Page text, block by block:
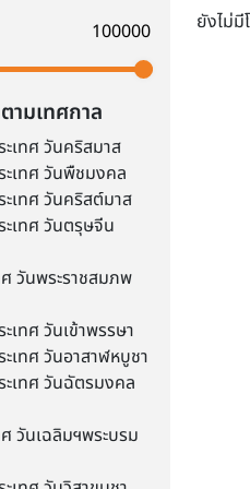
ามเทศกาล
เทศ วันคริสมาส
ะเทศ วันพืชมงคล
เทศ วันคริสต์มาส
เทศ วันตรุษจีน
วันพระราชสมภพ
เทศ วันเข้าพรรษา
เทศ วันอาสาฬหบูชา
ะเทศ วันฉัตรมงคล
วันเฉลิมฯพระบรม
ยังไม่